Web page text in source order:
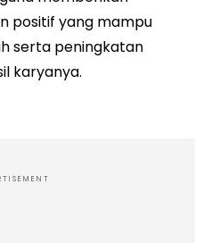
positif yang mampu
serta peningkatan
karyanya.